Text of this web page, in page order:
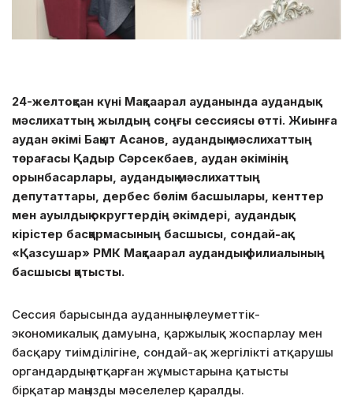
24-желтоқсан күні Мақтаарал ауданында аудандық
мәслихаттың жылдың соңғы сессиясы өтті. Жиынға
аудан әкімі Бақыт Асанов, аудандық мәслихаттың
төрағасы Қадыр Сәрсекбаев, аудан әкімінің
орынбасарлары, аудандық мәслихаттың
депутаттары, дербес бөлім басшылары, кенттер
мен ауылдық округтердің әкімдері, аудандық
кірістер басқармасының басшысы, сондай-ақ
«Қазсушар» РМК Мақтаарал аудандық филиалының
басшысы қатысты.
Сессия барысында ауданның әлеуметтік-
экономикалық дамуына, қаржылық жоспарлау мен
басқару тиімділігіне, сондай-ақ жергілікті атқарушы
органдардың атқарған жұмыстарына қатысты
бірқатар маңызды мәселелер қаралды.